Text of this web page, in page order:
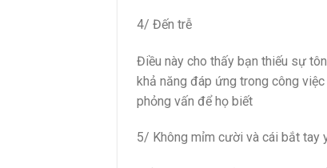
4/ Đến trễ
Điều này cho thấy bạn thiếu sự
khả năng đáp ứng trong công
phỏng vấn để họ biết
5/ Không mỉm cười và cái bắt tay